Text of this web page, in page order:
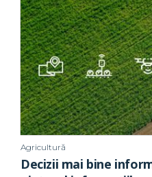
Agricultură
Decizii mai bine